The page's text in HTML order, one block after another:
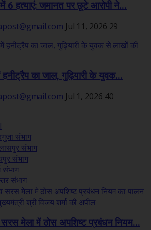
6 हत्याएं: जमानत पर छूटे आरोपी ने...
Jul 11, 2026 29
हनीट्रैप का जाल, गुढ़ियारी के युवक...
Jul 1, 2026 40
संभाग
संभाग
संभाग
संभाग
संभाग
सरस मेला में ठोस अपशिष्ट प्रबंधन नियम...